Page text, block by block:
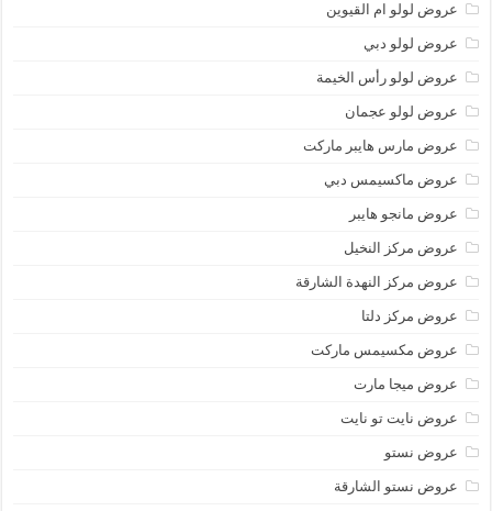
عروض لولو ام القيوين
عروض لولو دبي
عروض لولو رأس الخيمة
عروض لولو عجمان
عروض مارس هايبر ماركت
عروض ماكسيمس دبي
عروض مانجو هايبر
عروض مركز النخيل
عروض مركز النهدة الشارقة
عروض مركز دلتا
عروض مكسيمس ماركت
عروض ميجا مارت
عروض نايت تو نايت
عروض نستو
عروض نستو الشارقة